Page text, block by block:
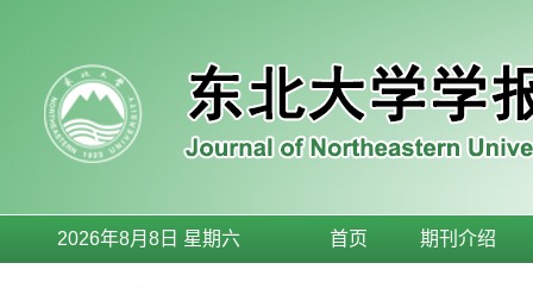
2026年8月8日 星期六 首页 期刊介绍